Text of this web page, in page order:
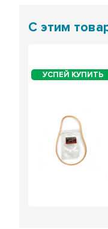
С этим